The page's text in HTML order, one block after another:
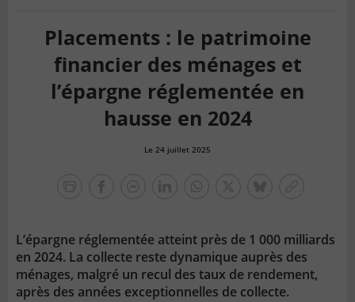
Placements : le patrimoine
financier des ménages et
l’épargne réglementée en
hausse en 2024
Le 24 juillet 2025
L’épargne réglementée atteint près de 1 000 milliards
en 2024. La collecte reste dynamique auprès des
ménages, malgré un recul des taux de rendement,
après des années exceptionnelles de collecte.